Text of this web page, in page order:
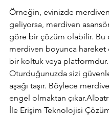
Örneğin, evinizde
geliyorsa, merdiven
göre bir çözüm olabilir. Bu
merdiven boyunca hareket
bir koltuk veya platformdur.
Oturduğunuzda sizi
aşağı taşır. Böylece
engel olmaktan
İle Erişim Teknolojisi